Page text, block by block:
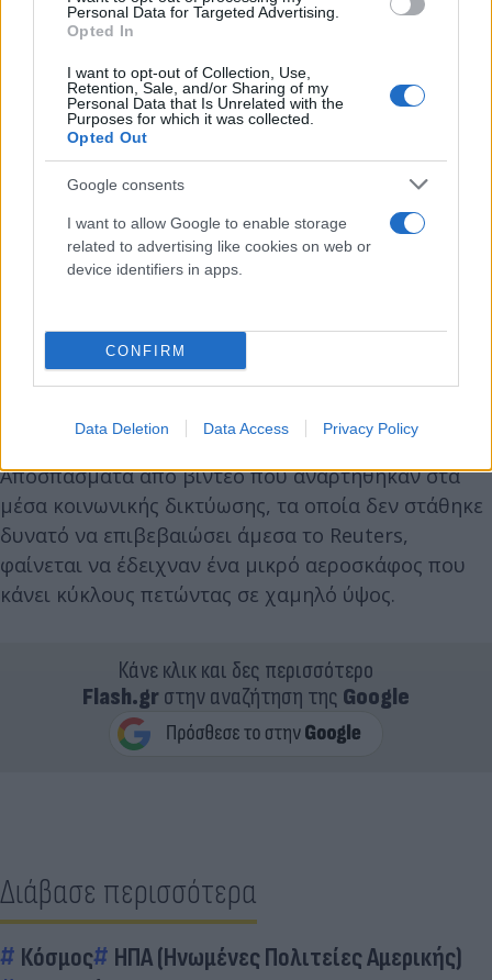
Personal Data for Targeted Advertising.
Opted In
I want to opt-out of Collection, Use,
Retention, Sale, and/or Sharing of my
Personal Data that Is Unrelated with the
Purposes for which it was collected.
Opted Out
Google consents
I want to allow Google to enable storage
related to advertising like cookies on web or
device identifiers in apps.
CONFIRM
Data Deletion Data Access Privacy Policy
Η αστυνομία ενημέρωσε ότι τόσο το κατάστημα της
Walmart, αλλά και ένας σταθμός ανεφοδιασμού
διασκορπίστηκαν στις γύρω περιοχές.
Αποσπάσματα από βίντεο που αναρτήθηκαν στα
μέσα κοινωνικής δικτύωσης, τα οποία δεν στάθηκε
δυνατό να επιβεβαιώσει άμεσα το Reuters,
φαίνεται να έδειχναν ένα μικρό αεροσκάφος που
κάνει κύκλους πετώντας σε χαμηλό ύψος.
Κάνε κλικ και δες περισσότερο
Flash.grστην αναζήτηση της Google
Διάβασε περισσότερα
Κόσμος
ΗΠΑ (Ηνωμένες Πολιτείες Αμερικής)